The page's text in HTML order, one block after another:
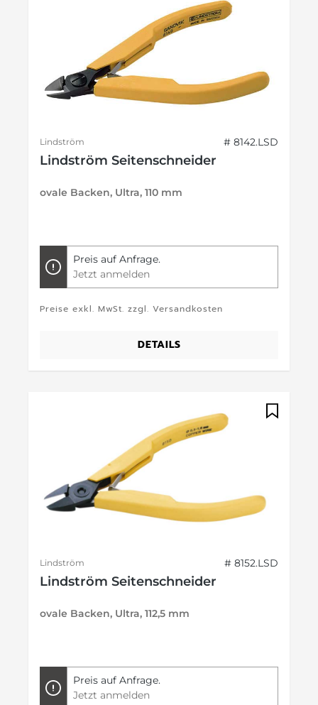
Lindström # 8142.LSD
Lindström Seitenschneider
ovale Backen, Ultra, 110 mm
Preis auf Anfrage.
Jetzt anmelden
Preise exkl. MwSt. zzgl. Versandkosten
DETAILS
Lindström # 8152.LSD
Lindström Seitenschneider
ovale Backen, Ultra, 112,5 mm
Preis auf Anfrage.
Jetzt anmelden